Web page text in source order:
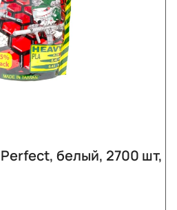
белый, 2700 шт,